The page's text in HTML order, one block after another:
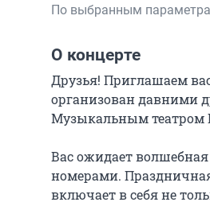
По выбранным
О концерте
Друзья! Приглашаем
организован давними
Музыкальным театром
Вас ожидает
номерами.
включает в себя не